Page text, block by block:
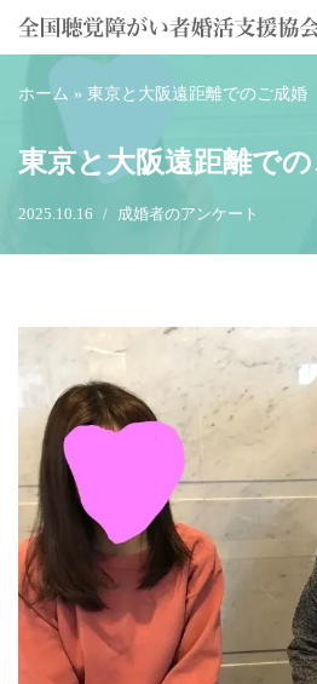
ン
ン
へ
ホーム » 東京と大阪遠距離でのご成婚
東京と大阪遠距離で
2025.10.16 成婚者のアンケート